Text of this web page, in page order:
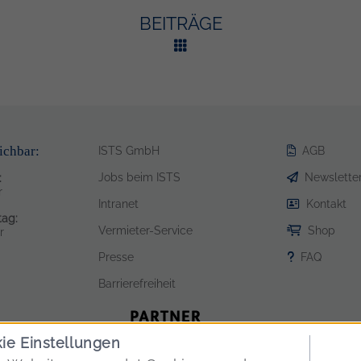
BEITRÄGE
ISTS GmbH
Jobs beim ISTS
Intranet
Vermieter-Service
Presse
Barrierefreiheit
AGB
Kontakt
Shop
FAQ
Einstellungen